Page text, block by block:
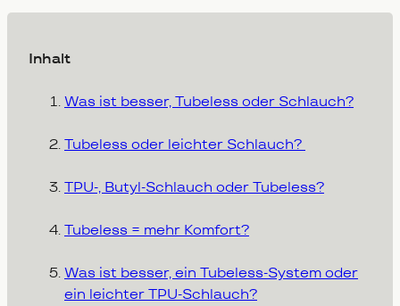
Inhalt
Was ist besser, Tubeless oder Schlauch?
Tubeless oder leichter Schlauch?
TPU-, Butyl-Schlauch oder Tubeless?
Tubeless = mehr Komfort?
Was ist besser, ein Tubeless-System oder
ein leichter TPU-Schlauch?